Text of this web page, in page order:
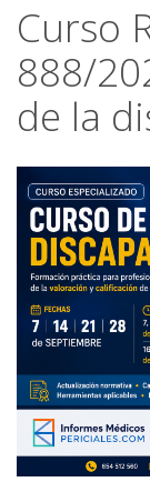
Curso
888/
de la